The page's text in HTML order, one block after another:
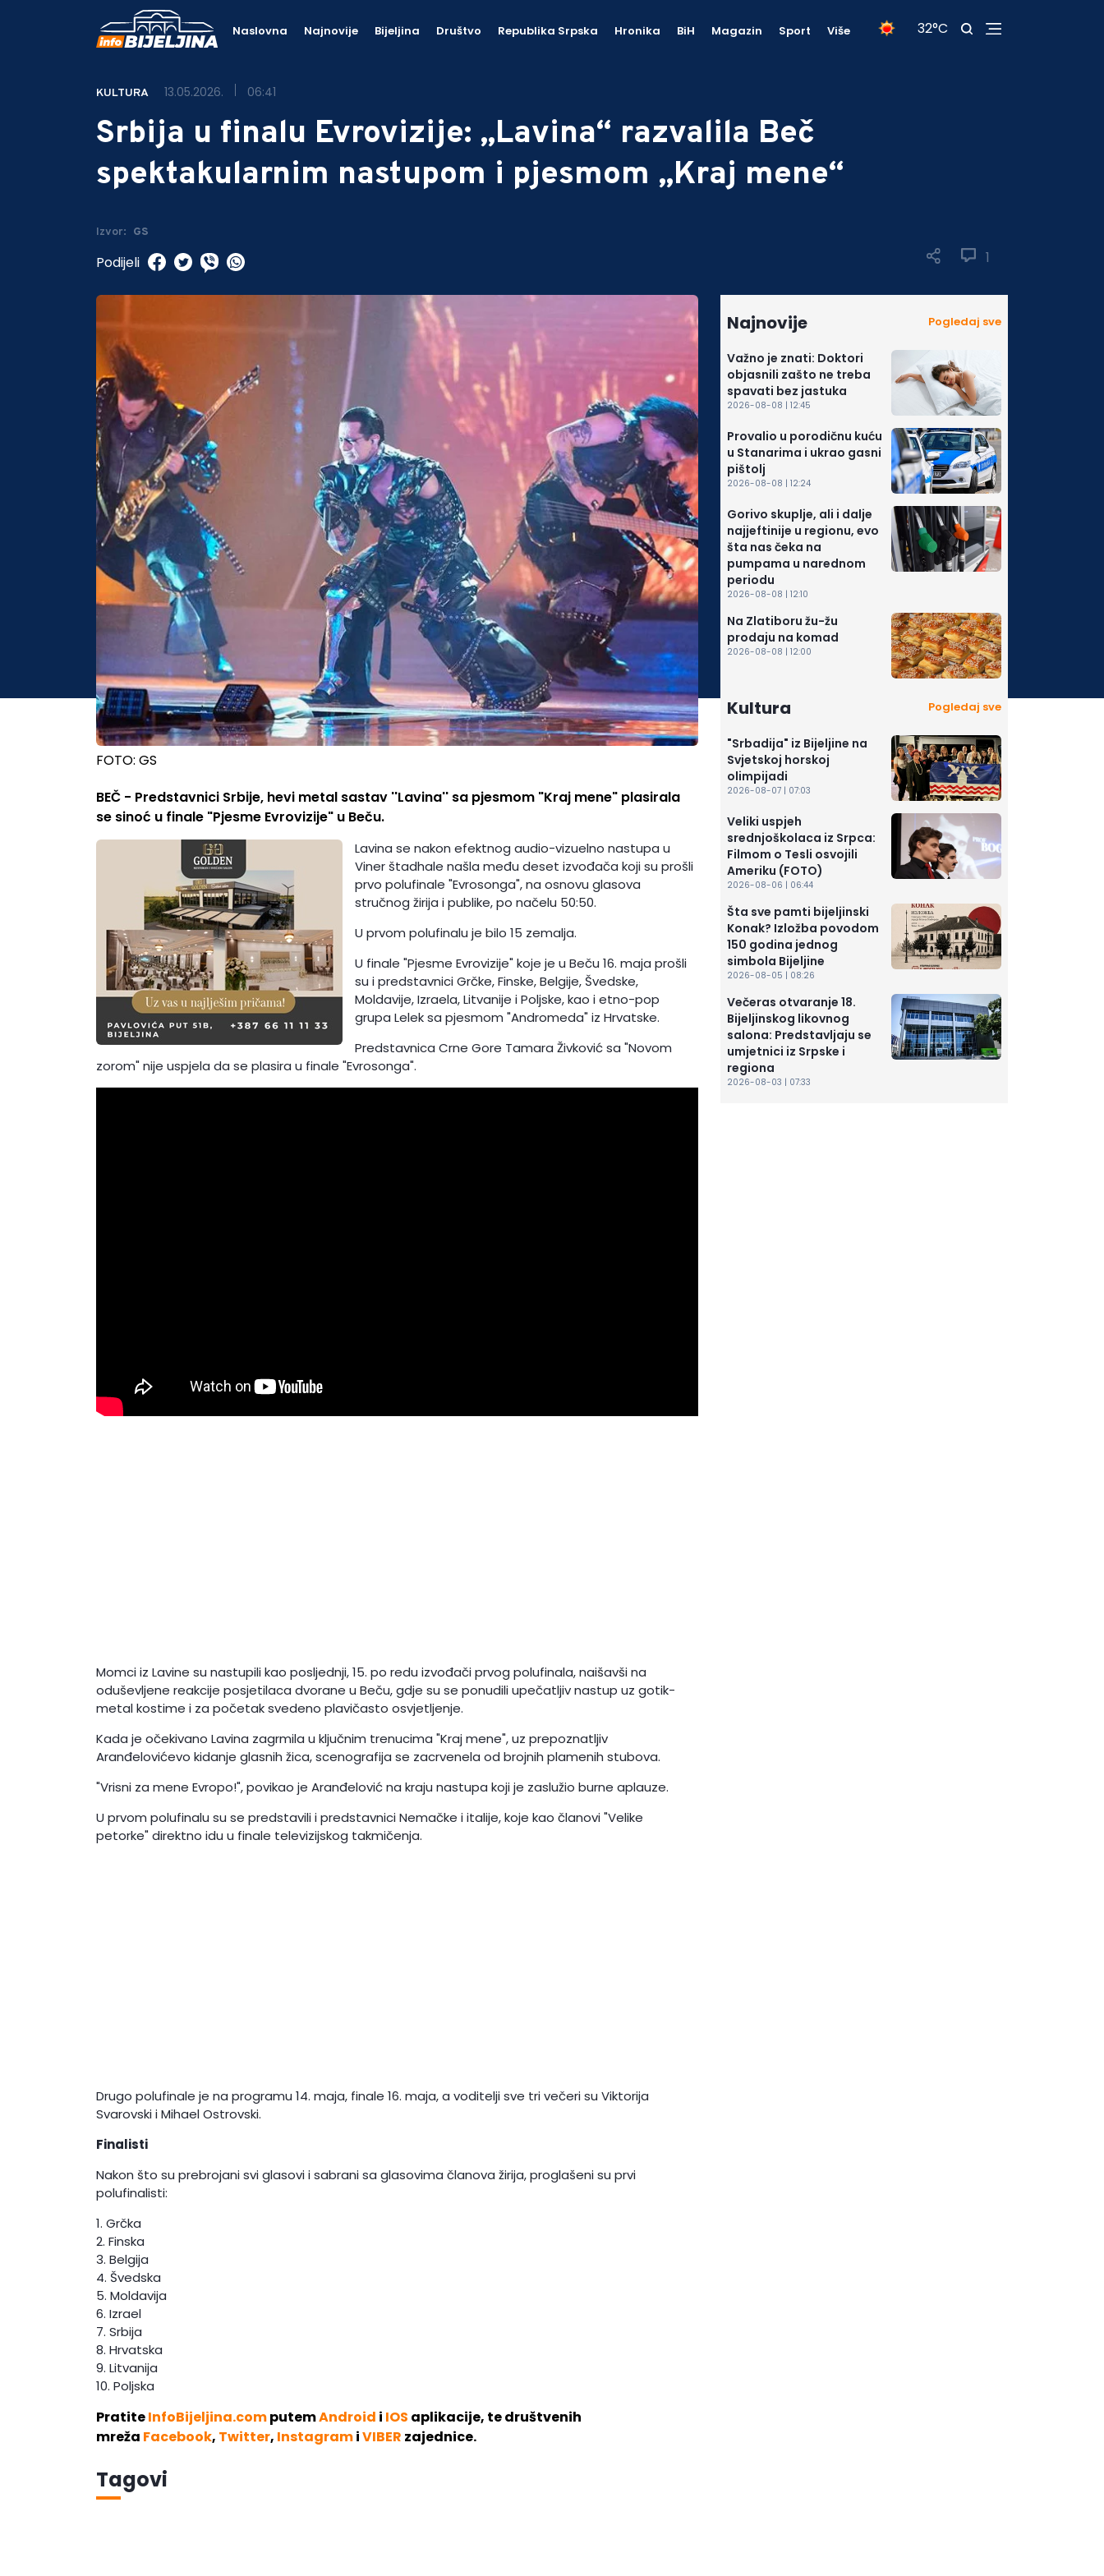
Naslovna Najnovije Bijeljina Društvo Republika Srpska Hronika BiH Magazin Sport Više 32°C
KULTURA 13.05.2026. 06:41
Srbija u finalu Evrovizije: „Lavina“ razvalila Beč
spektakularnim nastupom i pjesmom „Kraj mene“
Izvor: GS
1
Podijeli
FOTO: GS
BEČ - Predstavnici Srbije, hevi metal sastav ''Lavina'' sa pjesmom "Kraj mene" plasirala
se sinoć u finale "Pjesme Evrovizije" u Beču.
Lavina se nakon efektnog audio-vizuelno nastupa u
Viner štadhale našla među deset izvođača koji su prošli
prvo polufinale "Evrosonga", na osnovu glasova
stručnog žirija i publike, po načelu 50:50.
U prvom polufinalu je bilo 15 zemalja.
U finale "Pjesme Evrovizije" koje je u Beču 16. maja prošli
su i predstavnici Grčke, Finske, Belgije, Švedske,
Moldavije, Izraela, Litvanije i Poljske, kao i etno-pop
grupa Lelek sa pjesmom "Andromeda" iz Hrvatske.
Predstavnica Crne Gore Tamara Živković sa "Novom
zorom" nije uspjela da se plasira u finale "Evrosonga".
Momci iz Lavine su nastupili kao posljednji, 15. po redu izvođači prvog polufinala, naišavši na
oduševljene reakcije posjetilaca dvorane u Beču, gdje su se ponudili upečatljiv nastup uz gotik-
metal kostime i za početak svedeno plavičasto osvjetljenje.
Kada je očekivano Lavina zagrmila u ključnim trenucima "Kraj mene", uz prepoznatljiv
Aranđelovićevo kidanje glasnih žica, scenografija se zacrvenela od brojnih plamenih stubova.
"Vrisni za mene Evropo!", povikao je Aranđelović na kraju nastupa koji je zaslužio burne aplauze.
U prvom polufinalu su se predstavili i predstavnici Nemačke i italije, koje kao članovi "Velike
petorke" direktno idu u finale televizijskog takmičenja.
Drugo polufinale je na programu 14. maja, finale 16. maja, a voditelji sve tri večeri su Viktorija
Svarovski i Mihael Ostrovski.
Finalisti
Nakon što su prebrojani svi glasovi i sabrani sa glasovima članova žirija, proglašeni su prvi
polufinalisti:
1. Grčka
2. Finska
3. Belgija
4. Švedska
5. Moldavija
6. Izrael
7. Srbija
8. Hrvatska
9. Litvanija
10. Poljska
PratiteInfoBijeljina.computemAndroid i IOS aplikacije, te društvenih
mreža Facebook, Twitter, InstagramiVIBER zajednice.
Tagovi
Najnovije Pogledaj sve
Važno je znati: Doktori
objasnili zašto ne treba
spavati bez jastuka
2026-08-08 | 12:45
Provalio u porodičnu kuću
u Stanarima i ukrao gasni
pištolj
2026-08-08 | 12:24
Gorivo skuplje, ali i dalje
najjeftinije u regionu, evo
šta nas čeka na
pumpama u narednom
periodu
2026-08-08 | 12:10
Na Zlatiboru žu-žu
prodaju na komad
2026-08-08 | 12:00
Kultura Pogledaj sve
"Srbadija" iz Bijeljine na
Svjetskoj horskoj
olimpijadi
2026-08-07 | 07:03
Veliki uspjeh
srednjoškolaca iz Srpca:
Filmom o Tesli osvojili
Ameriku (FOTO)
2026-08-06 | 06:44
Šta sve pamti bijeljinski
Konak? Izložba povodom
150 godina jednog
simbola Bijeljine
2026-08-05 | 08:26
Večeras otvaranje 18.
Bijeljinskog likovnog
salona: Predstavljaju se
umjetnici iz Srpske i
regiona
2026-08-03 | 07:33